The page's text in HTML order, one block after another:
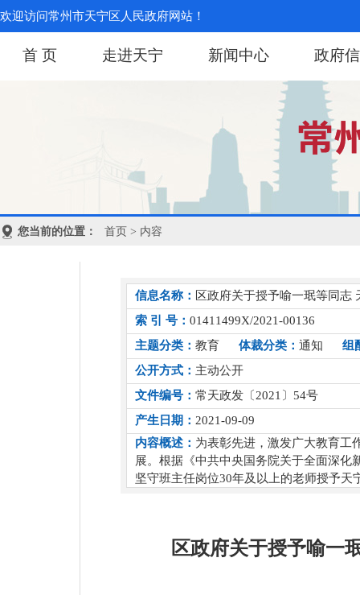
欢迎访问常州市天宁区人民政府网站！
首 页 走进天宁 新闻中心 政府
您当前的位置： 首页 > 内容
信息名称： 区政府关于授予喻一珉等同志
索 引 号： 01411499X/2021-00136
主题分类： 教育 体裁分类： 通知
组
公开方式： 主动公开
文件编号： 常天政发〔2021〕54号
产生日期： 2021-09-09
内容概述： 为表彰先进，激发广大教育工
展。根据《中共中央国务院关于全面深
坚守班主任岗位30年及以上的老师授予天
区政府关于授予喻一